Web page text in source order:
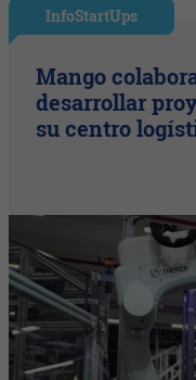
InfoStartUps
Mango
desarrollar
su centro